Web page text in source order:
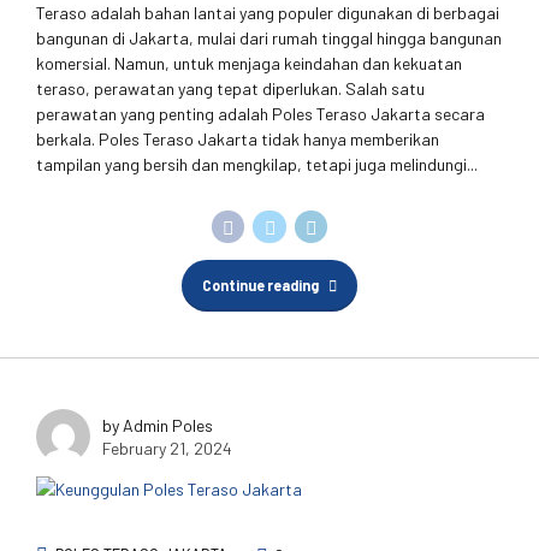
Teraso adalah bahan lantai yang populer digunakan di berbagai
bangunan di Jakarta, mulai dari rumah tinggal hingga bangunan
komersial. Namun, untuk menjaga keindahan dan kekuatan
teraso, perawatan yang tepat diperlukan. Salah satu
perawatan yang penting adalah Poles Teraso Jakarta secara
berkala. Poles Teraso Jakarta tidak hanya memberikan
tampilan yang bersih dan mengkilap, tetapi juga melindungi...
Continue reading
by Admin Poles
February 21, 2024